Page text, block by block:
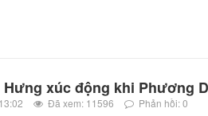
xúc động khi Phương
Đã xem: 11596 Phản hồi: 0